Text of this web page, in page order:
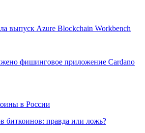
выпуск Azure Blockchain Workbench
фишинговое приложение Cardano
в России
биткоинов: правда или ложь?